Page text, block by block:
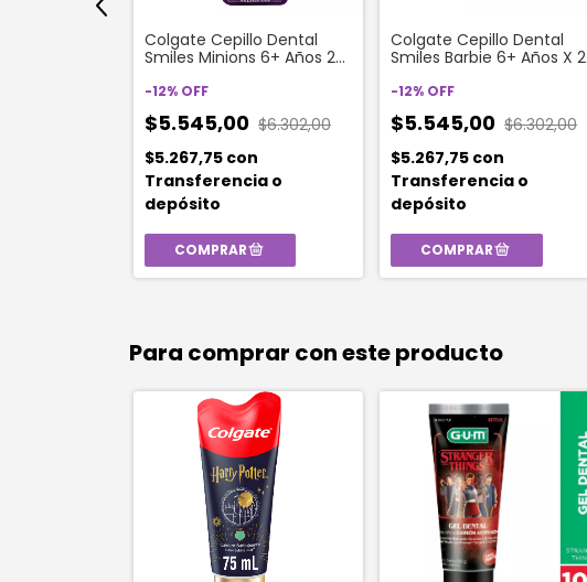
Colgate Cepillo Dental
Smiles Minions 6+ Años 2
-12% OFF
$5.545,00 $6.302,00
$5.267,75 con
Transferencia o
depósito
Colgate Cepillo Dental
Smiles Barbie 6+ Años X 2
-12% OFF
$5.545,00 $6.302,00
$5.267,75 con
Transferencia o
depósito
Para comprar con este producto